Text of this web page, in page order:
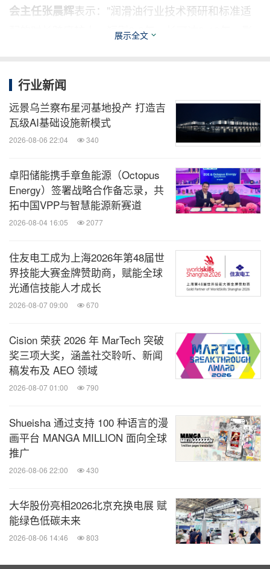
会主任张晨辉表示："润滑油行业技术预研和标准适
配的时长跨度较大，短则2-3年，长可达8-10年。影
能力，而行业协作则能有效整合资源，提高整体效
率。"
张晨辉认为："API-SQ标准是对SP的补充，旨在适应
国六、国七、欧六、欧七及新能源汽车新型发动机的
性能要求。此标准的推出不仅促进了企业加大研发投
入，还推动了行业技术创新，为市场竞争提供了规
范，推动整个润滑油行业迈向新的发展阶段。"
嘉实多作为本次新标制定参与者之一，以先锋科技，
率先通过最新API-SQ及ILSAC GF-7国际行业标准，
并实现全面超越。中国润滑油信息网行业分析师认
竞争中占据独特优势，推动整个行业朝着更严格、更
先进的标准迈进。
2.技术突破，解决行业难题
润滑油行业长期面临着沉积物清除与金属保护难以兼
顾的难题，传统添加剂往往以牺牲抗磨换清洁，在高
温高负荷工况下，发动机磨损加剧。
润滑油行业知名专家马希福认为，降低润滑油粘度的
同时，要确保对发动机的保护，关键在于技术革新。
在添加剂方面，不同类型抗磨剂和摩擦改进剂的应
展示全文
行业新闻
远景乌兰察布星河基地投产 打造吉
瓦级AI基础设施新模式
2026-08-06 22:04 340
卓阳储能携手章鱼能源（Octopus
Energy）签署战略合作备忘录，共
拓中国VPP与智慧能源新赛道
2026-08-04 16:05 2077
住友电工成为上海2026年第48届世
界技能大赛金牌赞助商，赋能全球
光通信技能人才成长
2026-08-07 09:00 670
Cision 荣获 2026 年 MarTech 突破
奖三项大奖，涵盖社交聆听、新闻
稿发布及 AEO 领域
2026-08-07 01:00 790
Shueisha 通过支持 100 种语言的漫
画平台 MANGA MILLION 面向全球
推广
2026-08-06 22:00 430
大华股份亮相2026北京充换电展 赋
能绿色低碳未来
2026-08-06 14:46 803